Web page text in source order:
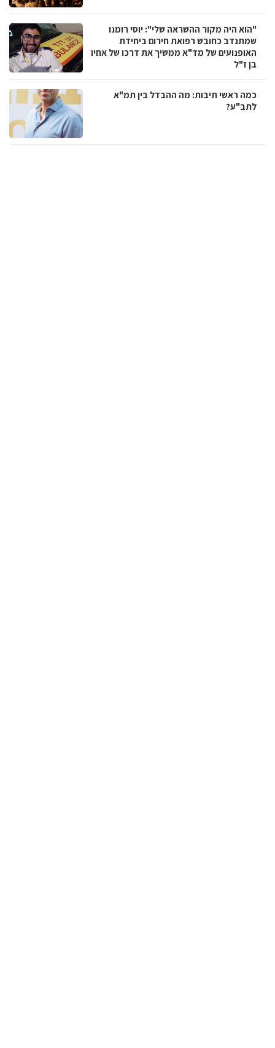
"הוא היה מקור ההשראה שלי": יוסי רומנו
שמתנדב כחובש רפואת חירום ביחידת
האופנועים של מד"א ממשיך את דרכו של אחיו
בן ז"ל
כמה ראשי תיבות: מה ההבדל בין תמ"א
לתב"ע?